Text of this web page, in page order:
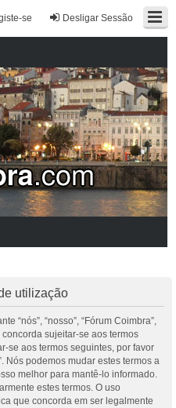
Desligar Sessão
se
utilização
“nós”, “nosso”, “Fórum Coimbra”,
concorda sujeitar-se aos termos
se aos termos seguintes, por favor
Nós podemos mudar estes termos a
melhor para mantê-lo informado.
estes termos. O uso
que concorda em ser legalmente